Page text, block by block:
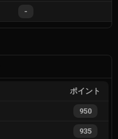
-
ポイント
950
935